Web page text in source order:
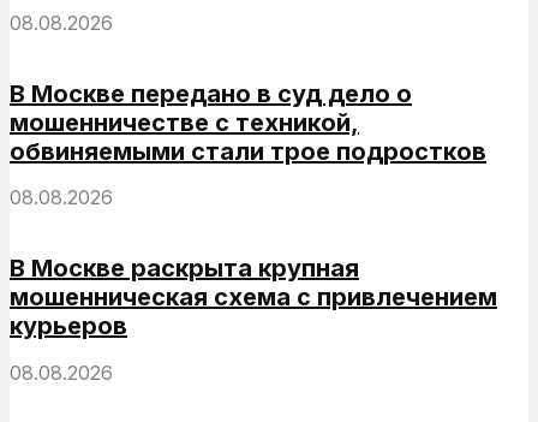
08.08.2026
В Москве передано в суд дело о
мошенничестве с техникой,
обвиняемыми стали трое подростков
08.08.2026
В Москве раскрыта крупная
мошенническая схема с привлечением
курьеров
08.08.2026